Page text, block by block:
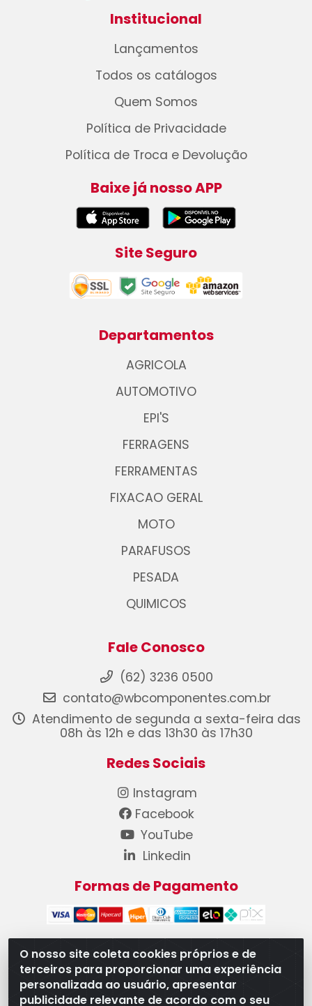
O nosso site coleta cookies próprios e de
terceiros para proporcionar uma experiência
personalizada ao usuário, apresentar
publicidade relevante de acordo com o seu
Institucional
Lançamentos
Todos os catálogos
Quem Somos
Política de Privacidade
Política de Troca e Devolução
Baixe já nosso APP
Site Seguro
Departamentos
AGRICOLA
AUTOMOTIVO
EPI'S
FERRAGENS
FERRAMENTAS
FIXACAO GERAL
MOTO
PARAFUSOS
PESADA
QUIMICOS
Fale Conosco
(62) 3236 0500
contato@wbcomponentes.com.br
Atendimento de segunda a sexta-feira das
08h às 12h e das 13h30 às 17h30
Redes Sociais
Instagram
Facebook
YouTube
Linkedin
Formas de Pagamento
WB Componentes Automotivos LTDA - CNPJ
08.528.393/0001-12 - Rua do Níquel, 667 - Parque
Oeste Industrial, Goiânia/GO - CEP 74375-660